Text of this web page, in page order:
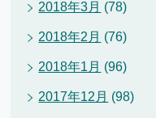
2018年3月 (78)
2018年2月 (76)
2018年1月 (96)
2017年12月 (98)